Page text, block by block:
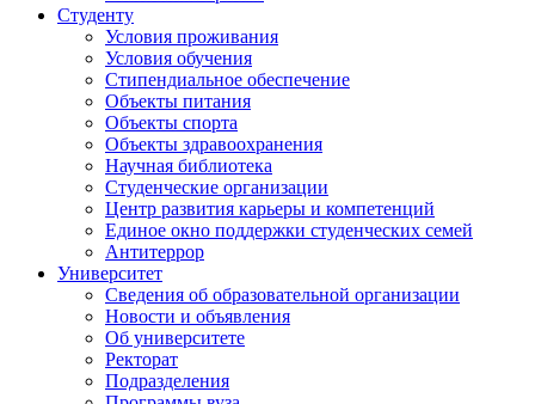
Студенту
Условия проживания
Условия обучения
Стипендиальное обеспечение
Объекты питания
Объекты спорта
Объекты здравоохранения
Научная библиотека
Студенческие организации
Центр развития карьеры и компетенций
Единое окно поддержки студенческих семей
Антитеррор
Университет
Сведения об образовательной организации
Новости и объявления
Об университете
Ректорат
Подразделения